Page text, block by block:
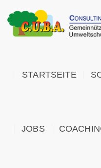
STARTSEITE
JOBS